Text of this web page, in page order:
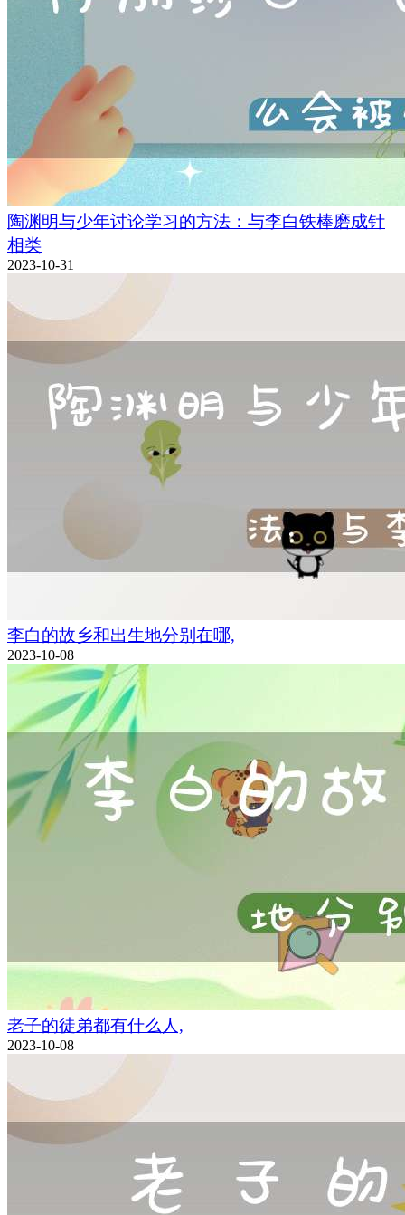
陶渊明与少年讨论学习的方法：与李白铁棒磨成针
相类
2023-10-31
李白的故乡和出生地分别在哪,
2023-10-08
老子的徒弟都有什么人,
2023-10-08